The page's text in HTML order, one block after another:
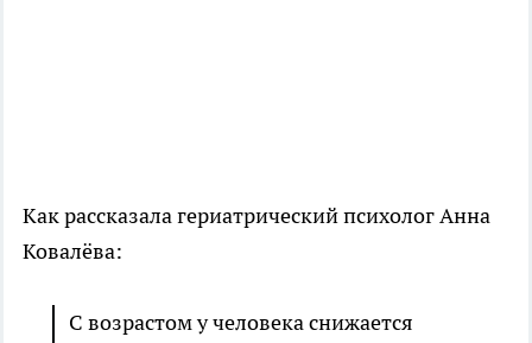
Как рассказала гериатрический психолог Анна
Ковалёва:
С возрастом у человека снижается